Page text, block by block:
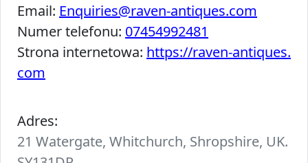
Email: Enquiries@raven-antiques.com
Numer telefonu: 07454992481
Strona internetowa: https://raven-antiques.
com
Adres:
21 Watergate, Whitchurch, Shropshire, UK.